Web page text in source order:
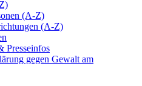
(A-Z)
(A-Z)
Presseinfos
gegen Gewalt am